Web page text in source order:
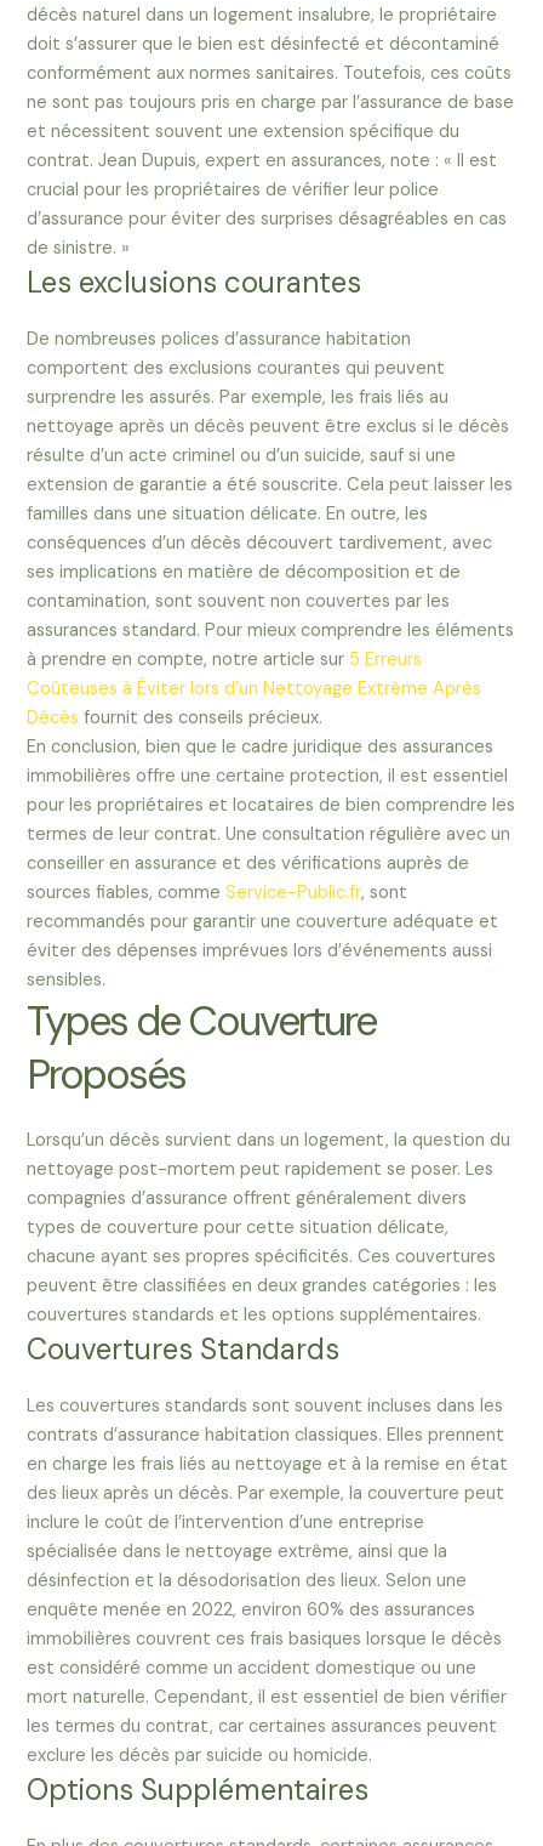
décès naturel dans un logement insalubre, le propriétaire
doit s’assurer que le bien est désinfecté et décontaminé
conformément aux normes sanitaires. Toutefois, ces coûts
ne sont pas toujours pris en charge par l’assurance de base
et nécessitent souvent une extension spécifique du
contrat. Jean Dupuis, expert en assurances, note : « Il est
crucial pour les propriétaires de vérifier leur police
d’assurance pour éviter des surprises désagréables en cas
de sinistre. »
Les exclusions courantes
De nombreuses polices d’assurance habitation
comportent des exclusions courantes qui peuvent
surprendre les assurés. Par exemple, les frais liés au
nettoyage après un décès peuvent être exclus si le décès
résulte d’un acte criminel ou d’un suicide, sauf si une
extension de garantie a été souscrite. Cela peut laisser les
familles dans une situation délicate. En outre, les
conséquences d’un décès découvert tardivement, avec
ses implications en matière de décomposition et de
contamination, sont souvent non couvertes par les
assurances standard. Pour mieux comprendre les éléments
à prendre en compte, notre article sur 5 Erreurs
Coûteuses à Éviter lors d’un Nettoyage Extrême Après
Décès fournit des conseils précieux.
En conclusion, bien que le cadre juridique des assurances
immobilières offre une certaine protection, il est essentiel
pour les propriétaires et locataires de bien comprendre les
termes de leur contrat. Une consultation régulière avec un
conseiller en assurance et des vérifications auprès de
sources fiables, commeService-Public.fr, sont
recommandés pour garantir une couverture adéquate et
éviter des dépenses imprévues lors d’événements aussi
sensibles.
Types de Couverture
Proposés
Lorsqu’un décès survient dans un logement, la question du
nettoyage post-mortem peut rapidement se poser. Les
compagnies d’assurance offrent généralement divers
types de couverture pour cette situation délicate,
chacune ayant ses propres spécificités. Ces couvertures
peuvent être classifiées en deux grandes catégories : les
couvertures standards et les options supplémentaires.
Couvertures Standards
Les couvertures standards sont souvent incluses dans les
contrats d’assurance habitation classiques. Elles prennent
en charge les frais liés au nettoyage et à la remise en état
des lieux après un décès. Par exemple, la couverture peut
inclure le coût de l’intervention d’une entreprise
spécialisée dans le nettoyage extrême, ainsi que la
désinfection et la désodorisation des lieux. Selon une
enquête menée en 2022, environ 60% des assurances
immobilières couvrent ces frais basiques lorsque le décès
est considéré comme un accident domestique ou une
mort naturelle. Cependant, il est essentiel de bien vérifier
les termes du contrat, car certaines assurances peuvent
exclure les décès par suicide ou homicide.
Options Supplémentaires